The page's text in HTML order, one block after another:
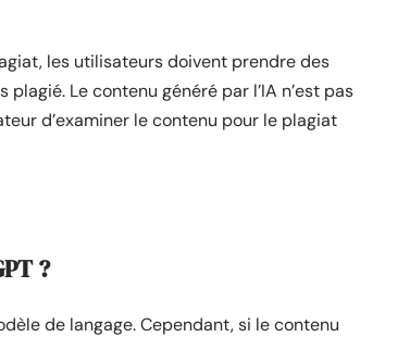
les utilisateurs doivent prendre des
Le contenu généré par l’IA n’est pas
d’examiner le contenu pour le plagiat
?
de langage. Cependant, si le contenu